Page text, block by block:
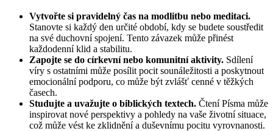
Vytvořte si pravidelný čas na modlitbu nebo meditaci.
Stanovte si každý den určité období, kdy se budete soustředit
na své duchovní spojení. Tento závazek může přinést
každodenní klid a stabilitu.
Zapojte se do církevní nebo komunitní aktivity. Sdílení
víry s ostatními může posílit pocit sounáležitosti a poskytnout
emocionální podporu, co může být zvlášť cenné v těžkých
časech.
Studujte a uvažujte o biblických textech. Čtení Písma může
inspirovat nové perspektivy a pohledy na vaše životní situace,
což může vést ke zklidnění a duševnímu pocitu vyrovnanosti.